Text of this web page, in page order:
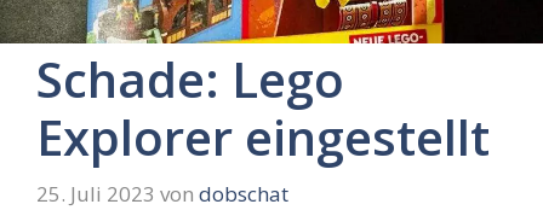
Schade: Lego
Explorer eingestellt
25. Juli 2023 von dobschat